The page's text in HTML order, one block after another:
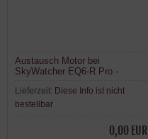
Austausch Motor bei
SkyWatcher EQ6-R Pro -
für Teleskope
Lieferzeit: Diese Info ist nicht
bestellbar
0,00 EUR